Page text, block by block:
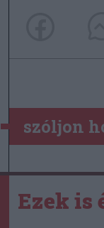
szóljon
Ezek is